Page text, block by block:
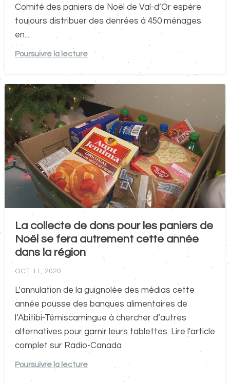
Comité des paniers de Noël de Val-d’Or espère
toujours distribuer des denrées à 450 ménages
en...
Poursuivre la lecture
La collecte de dons pour les paniers de
Noël se fera autrement cette année
dans la région
OCT 11, 2020
L’annulation de la guignolée des médias cette
année pousse des banques alimentaires de
l’Abitibi-Témiscamingue à chercher d’autres
alternatives pour garnir leurs tablettes. Lire l'article
complet sur Radio-Canada
Poursuivre la lecture